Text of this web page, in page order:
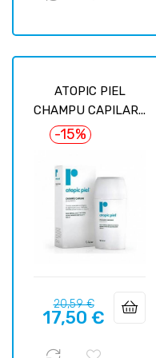
ATOPIC PIEL
CHAMPU CAPILAR...
-15%
Precio
regular
20,59 €Precio
17,50 €